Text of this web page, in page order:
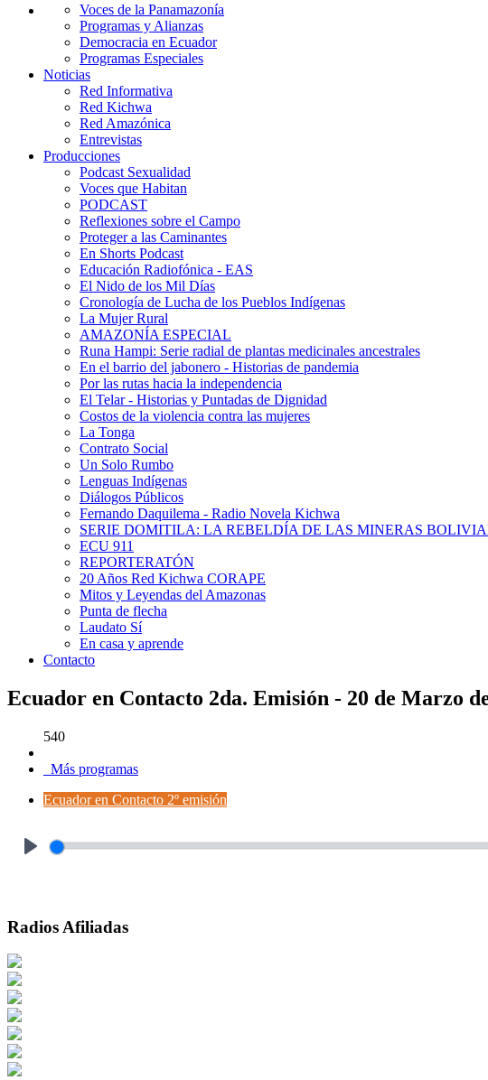
Voces de la Panamazonía
Programas y Alianzas
Democracia en Ecuador
Programas Especiales
Noticias
Red Informativa
Red Kichwa
Red Amazónica
Entrevistas
Producciones
Podcast Sexualidad
Voces que Habitan
PODCAST
Reflexiones sobre el Campo
Proteger a las Caminantes
En Shorts Podcast
Educación Radiofónica - EAS
El Nido de los Mil Días
Cronología de Lucha de los Pueblos Indígenas
La Mujer Rural
AMAZONÍA ESPECIAL
Runa Hampi: Serie radial de plantas medicinales ancestrales
En el barrio del jabonero - Historias de pandemia
Por las rutas hacia la independencia
El Telar - Historias y Puntadas de Dignidad
Costos de la violencia contra las mujeres
La Tonga
Contrato Social
Un Solo Rumbo
Lenguas Indígenas
Diálogos Públicos
Fernando Daquilema - Radio Novela Kichwa
SERIE DOMITILA: LA REBELDÍA DE LAS MINERAS
ECU 911
REPORTERATÓN
20 Años Red Kichwa CORAPE
Mitos y Leyendas del Amazonas
Punta de flecha
Laudato Sí
En casa y aprende
Contacto
Ecuador en Contacto 2da. Emisión - 20 de Marzo
540
Más programas
Ecuador en Contacto 2º emisión
Radios Afiliadas